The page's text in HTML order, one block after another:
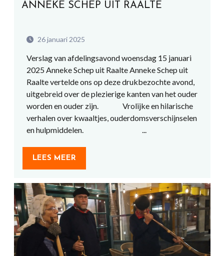
ANNEKE SCHEP UIT RAALTE
26 januari 2025
Verslag van afdelingsavond woensdag 15 januari
2025 Anneke Schep uit Raalte Anneke Schep uit
Raalte vertelde ons op deze drukbezochte avond,
uitgebreid over de plezierige kanten van het ouder
worden en ouder zijn. Vrolijke en hilarische
verhalen over kwaaltjes, ouderdomsverschijnselen
en hulpmiddelen. ...
LEES MEER